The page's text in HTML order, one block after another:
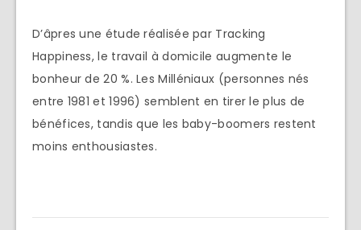
D’âpres une étude réalisée par Tracking
Happiness, le travail à domicile augmente le
bonheur de 20 %. Les Milléniaux (personnes nés
entre 1981 et 1996) semblent en tirer le plus de
bénéfices, tandis que les baby-boomers restent
moins enthousiastes.